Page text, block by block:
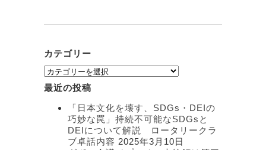
カテゴリー
カ
テ
ゴ
最近の投稿
「日本文化を壊す、SDGs・DEIの
巧妙な罠」持続不可能なSDGsと
DEIについて解説 ロータリークラ
ブ卓話内容 2025年3月10日